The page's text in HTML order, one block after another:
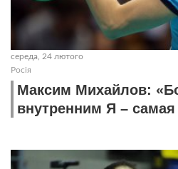
середа, 24 лютого
Росія
Максим Михайлов:
внутренним Я –